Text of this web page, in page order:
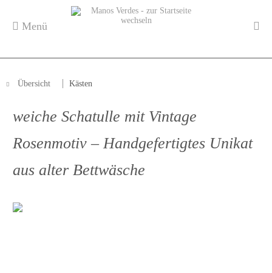
Menü
Übersicht Kästen
weiche Schatulle mit Vintage
Rosenmotiv – Handgefertigtes Unikat
aus alter Bettwäsche